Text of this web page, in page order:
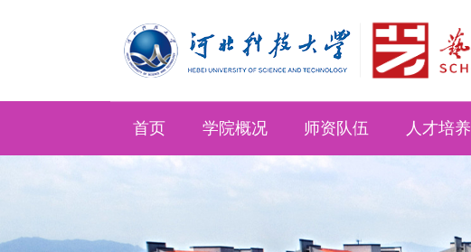
首页 学院概况 师资队伍 人才培养